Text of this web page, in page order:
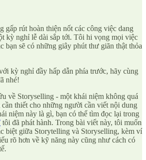
gấp rút hoàn thiện nốt các công việc dang
kỳ nghỉ lễ dài sắp tới. Tôi hi vọng mọi việc
bạn sẽ có những giây phút thư giãn thật thỏa
kỳ nghỉ đầy hấp dẫn phía trước, hãy cùng
nhé!
về Storyselling - một khái niệm không quá
thiết cho những người cần viết nội dung
niệm này là gì, bạn có thể tìm đọc lại trong
tôi đã phát hành. Trong bài viết này, tôi muốn
biệt giữa Storytelling và Storyselling, kèm ví
rõ hơn về kỹ năng này cũng như cách có